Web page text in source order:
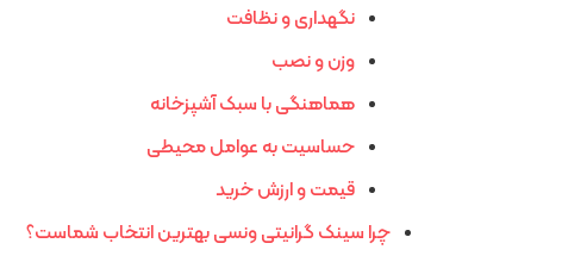
نگهداری و نظافت
وزن و نصب
هماهنگی با سبک آشپزخانه
حساسیت به عوامل محیطی
قیمت و ارزش خرید
چرا سینک گرانیتی ونسی بهترین انتخاب شماست؟